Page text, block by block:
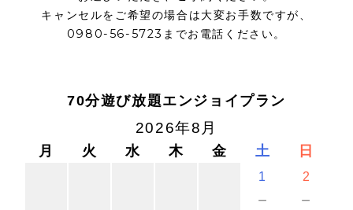
キャンセルをご希望の場合は大変お手数ですが、
0980-56-5723までお電話ください。
70分遊び放題エンジョイプラン
2026年8月
月 火 水 木 金 土 日
1
－
2
－